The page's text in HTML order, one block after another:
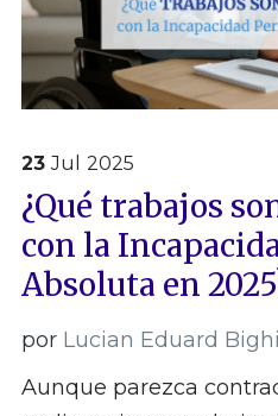
23 Jul 2025
¿Qué trabajos
con la
Absoluta en
por Lucian Eduard
Aunque parezca